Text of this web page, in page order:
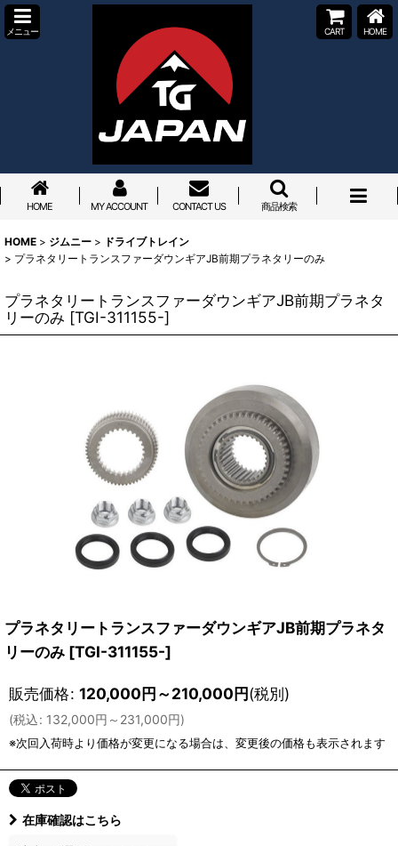
メニュー CART HOME
HOME MY ACCOUNT CONTACT US 商品検索
HOME > ジムニー > ドライブトレイン
> プラネタリートランスファーダウンギアJB前期プラネタリーのみ
プラネタリートランスファーダウンギアJB前期プラネタ
リーのみ [TGI-311155-]
プラネタリートランスファーダウンギアJB前期プラネタ
リーのみ [TGI-311155-]
販売価格: 120,000円～210,000円(税別)
(税込: 132,000円 ～231,000円)
在庫確認はこちら